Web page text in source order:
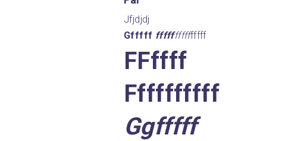
Jfjdjdj
Gfffff fffffffffffffff
FFffff
Ffffffffff
Ggfffff